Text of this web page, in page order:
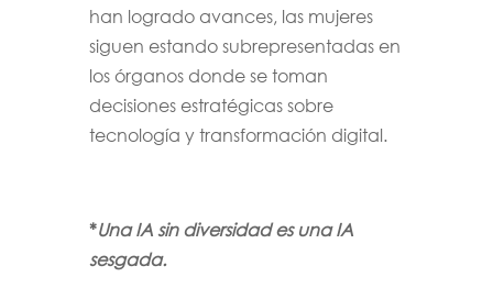
han logrado avances, las mujeres
siguen estando subrepresentadas en
los órganos donde se toman
decisiones estratégicas sobre
tecnología y transformación digital.
*Una IA sin diversidad es una IA
sesgada.